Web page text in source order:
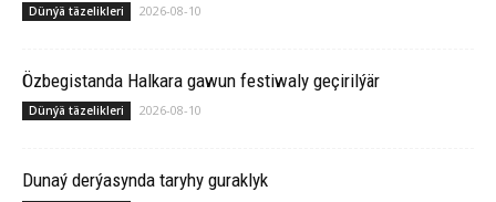
Dünýä täzelikleri 2026-08-10
Özbegistanda Halkara gawun festiwaly geçirilýär
Dünýä täzelikleri 2026-08-10
Dunaý derýasynda taryhy guraklyk